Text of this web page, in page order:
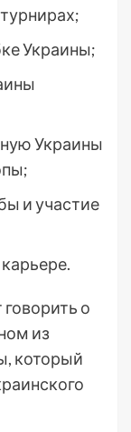
Украины;
Украины
и участие
о
из
который